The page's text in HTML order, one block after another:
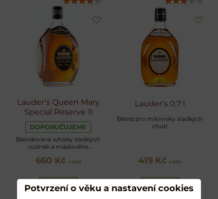
Lauder’s Queen Mary
Special Reserve 1l
DOPORUČUJEME
Blendovaná whisky sladkých
rozinek a máslového
660 Kč s DPH
Zobrazit
Lauder’s 0,7 l
Blend pro milovníky sladkých
chutí
419 Kč s DPH
Zobrazit
Potvrzení o věku a nastavení cookies